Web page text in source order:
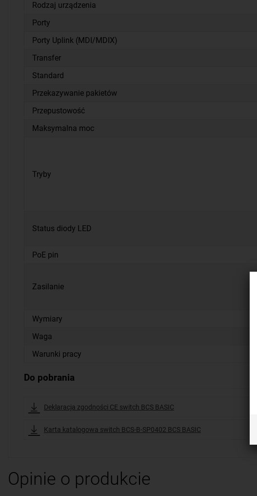
Rodzaj urządzenia
Porty
Porty Uplink (MDI/MDIX)
Transfer
Standard
Przekazywanie pakietów
Przepustowość
Maksymalna moc
Tryby
Status diody LED
PoE pin
Zasilanie
Wymiary
Waga
Warunki pracy
Do pobrania
Deklaracja zgodności CE switch BCS BASIC
Karta katalogowa switch BCS-B-SP0402 BCS BASIC
Opinie o produkcie